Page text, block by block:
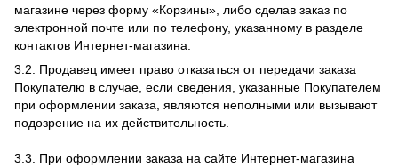
магазине через форму «Корзины», либо сделав заказ по
электронной почте или по телефону, указанному в разделе
контактов Интернет-магазина.
3.2. Продавец имеет право отказаться от передачи заказа
Покупателю в случае, если сведения, указанные Покупателем
при оформлении заказа, являются неполными или вызывают
подозрение на их действительность.
3.3. При оформлении заказа на сайте Интернет-магазина